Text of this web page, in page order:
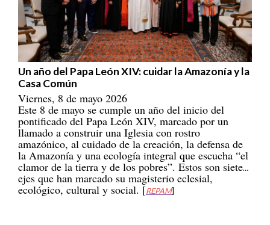
Un año del Papa León XIV: cuidar la Amazonía y la
Casa Común
Viernes, 8 de mayo 2026
Este 8 de mayo se cumple un año del inicio del
pontificado del Papa León XIV, marcado por un
llamado a construir una Iglesia con rostro
amazónico, al cuidado de la creación, la defensa de
la Amazonía y una ecología integral que escucha “el
clamor de la tierra y de los pobres”. Estos son siete
ejes que han marcado su magisterio eclesial,
ecológico, cultural y social. [REPAM]